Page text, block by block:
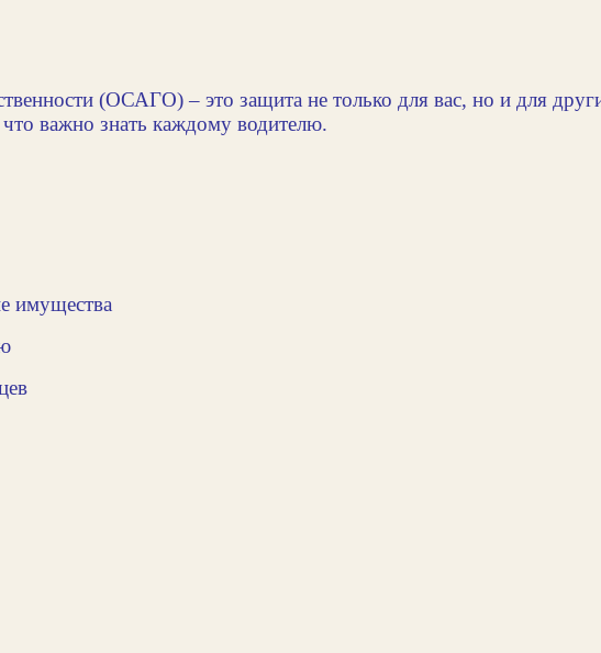
(ОСАГО) – это защита не только для вас, но и для
важно знать каждому водителю.
имущества